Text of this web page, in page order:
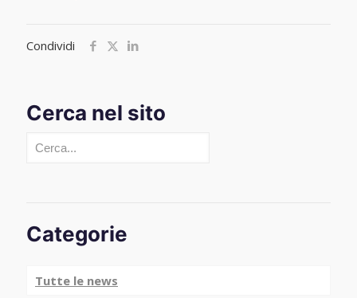
Condividi
Cerca nel sito
Cerca
Categorie
Tutte le news